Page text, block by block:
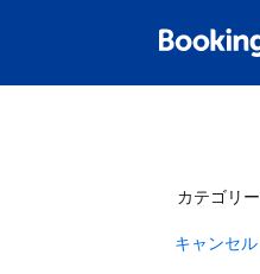
カテゴリー
キャンセル